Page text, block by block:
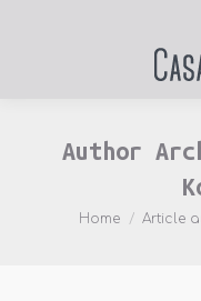
Author
You are here:
Home Article